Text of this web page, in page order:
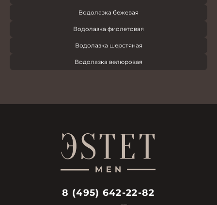
Водолазка бежевая
Водолазка фиолетовая
Водолазка шерстяная
Водолазка велюровая
8 (495) 642-22-82